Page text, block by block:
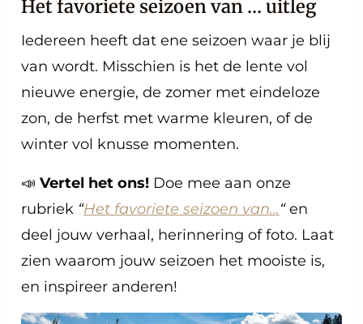
Het favoriete seizoen van … uitleg
Iedereen heeft dat ene seizoen waar je blij
van wordt. Misschien is het de lente vol
nieuwe energie, de zomer met eindeloze
zon, de herfst met warme kleuren, of de
winter vol knusse momenten.
📣 Vertel het ons! Doe mee aan onze
rubriek “Het favoriete seizoen van…“en
deel jouw verhaal, herinnering of foto. Laat
zien waarom jouw seizoen het mooiste is,
en inspireer anderen!